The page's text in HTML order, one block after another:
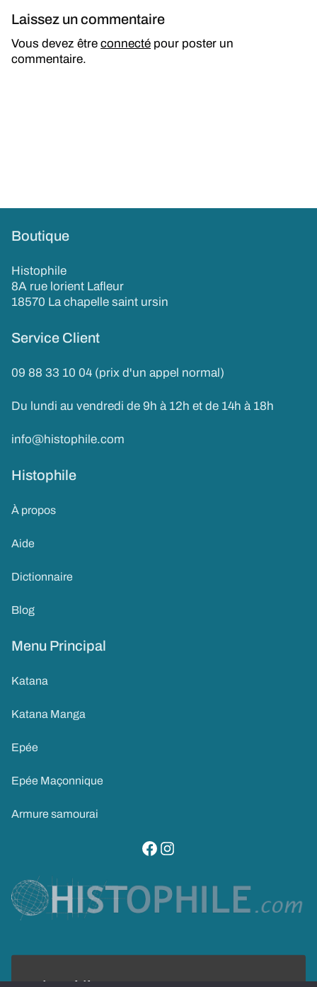
Laissez un commentaire
Vous devez êtreconnecté pour poster un
commentaire.
Boutique
Histophile
8A rue lorient Lafleur
18570 La chapelle saint ursin
Service Client
09 88 33 10 04 (prix d'un appel normal)
Du lundi au vendredi de 9h à 12h et de 14h à 18h
info@histophile.com
Histophile
À propos
Aide
Dictionnaire
Blog
Menu Principal
Katana
Katana Manga
Epée
Epée Maçonnique
Armure samourai
visitez notre page facebook
suivez notre compte instagram